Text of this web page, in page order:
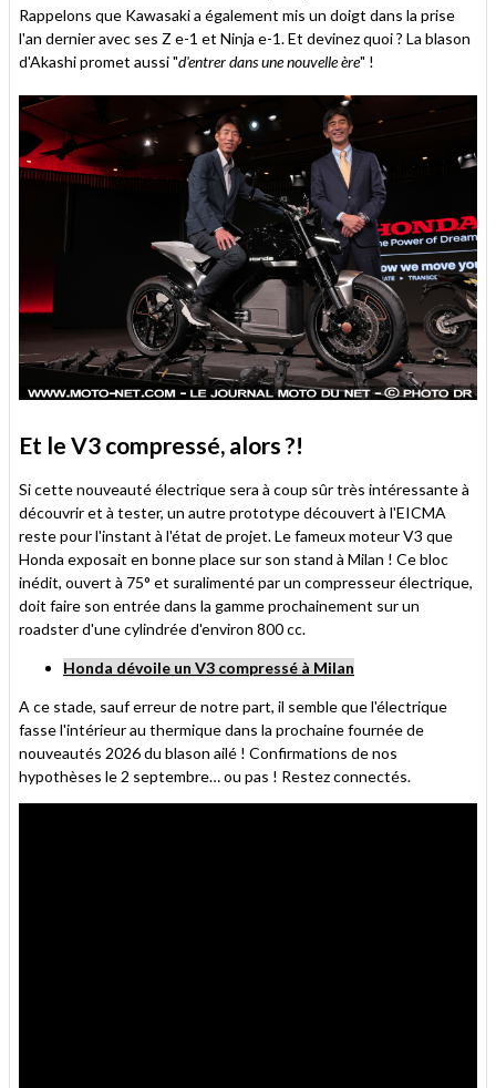
Rappelons que Kawasaki a également mis un doigt dans la prise
l'an dernier avec ses Z e-1 et Ninja e-1. Et devinez quoi ? La blason
d'Akashi promet aussi "d'entrer dans une nouvelle ère" !
Et le V3 compressé, alors ?!
Si cette nouveauté électrique sera à coup sûr très intéressante à
découvrir et à tester, un autre prototype découvert à l'EICMA
reste pour l'instant à l'état de projet. Le fameux moteur V3 que
Honda exposait en bonne place sur son stand à Milan ! Ce bloc
inédit, ouvert à 75° et suralimenté par un compresseur électrique,
doit faire son entrée dans la gamme prochainement sur un
roadster d'une cylindrée d'environ 800 cc.
Honda dévoile un V3 compressé à Milan
A ce stade, sauf erreur de notre part, il semble que l'électrique
fasse l'intérieur au thermique dans la prochaine fournée de
nouveautés 2026 du blason ailé ! Confirmations de nos
hypothèses le 2 septembre… ou pas ! Restez connectés.